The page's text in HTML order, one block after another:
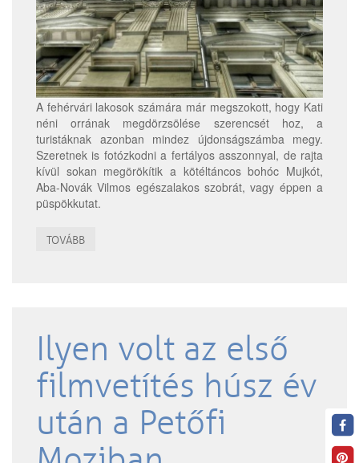
A fehérvári lakosok számára már megszokott, hogy Kati
néni orrának megdörzsölése szerencsét hoz, a
turistáknak azonban mindez újdonságszámba megy.
Szeretnek is fotózkodni a fertályos asszonnyal, de rajta
kívül sokan megörökítik a kötéltáncos bohóc Mujkót,
Aba-Novák Vilmos egészalakos szobrát, vagy éppen a
püspökkutat.
TOVÁBB
Ilyen volt az első
filmvetítés húsz év
után a Petőfi